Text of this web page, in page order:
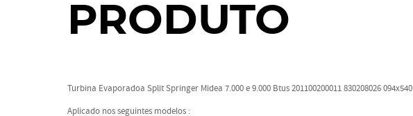
PRODUTO
Turbina Evaporadoa Split Springer Midea 7.000 e 9.000 Btus 201100200011 830208026 094x540
Aplicado nos seguintes modelos :